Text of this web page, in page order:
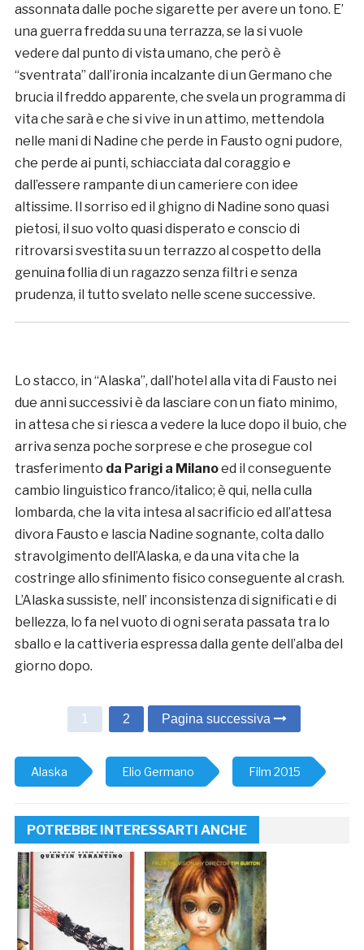
assonnata dalle poche sigarette per avere un tono. E’
una guerra fredda su una terrazza, se la si vuole
vedere dal punto di vista umano, che però è
“sventrata” dall’ironia incalzante di un Germano che
brucia il freddo apparente, che svela un programma di
vita che sarà e che si vive in un attimo, mettendola
nelle mani di Nadine che perde in Fausto ogni pudore,
che perde ai punti, schiacciata dal coraggio e
dall’essere rampante di un cameriere con idee
altissime. Il sorriso ed il ghigno di Nadine sono quasi
pietosi, il suo volto quasi disperato e conscio di
ritrovarsi svestita su un terrazzo al cospetto della
genuina follia di un ragazzo senza filtri e senza
prudenza, il tutto svelato nelle scene successive.
Lo stacco, in “Alaska”, dall’hotel alla vita di Fausto nei
due anni successivi è da lasciare con un fiato minimo,
in attesa che si riesca a vedere la luce dopo il buio, che
arriva senza poche sorprese e che prosegue col
trasferimento da Parigi a Milanoed il conseguente
cambio linguistico franco/italico; è qui, nella culla
lombarda, che la vita intesa al sacrificio ed all’attesa
divora Fausto e lascia Nadine sognante, colta dallo
stravolgimento dell’Alaska, e da una vita che la
costringe allo sfinimento fisico conseguente al crash.
L’Alaska sussiste, nell’ inconsistenza di significati e di
bellezza, lo fa nel vuoto di ogni serata passata tra lo
sballo e la cattiveria espressa dalla gente dell’alba del
giorno dopo.
1 2 Pagina successiva
Alaska Elio Germano Film 2015
POTREBBE INTERESSARTI ANCHE